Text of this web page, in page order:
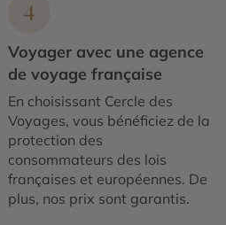
4
Voyager avec une agence
de voyage française
En choisissant Cercle des
Voyages, vous bénéficiez de la
protection des
consommateurs des lois
françaises et européennes. De
plus, nos prix sont garantis.